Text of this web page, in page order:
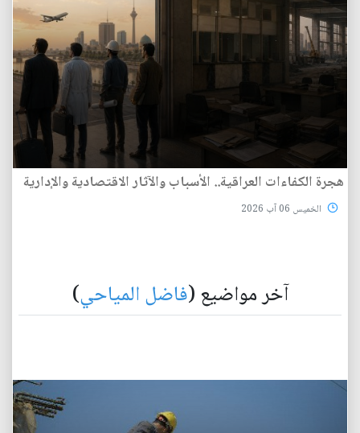
هجرة الكفاءات العراقية.. الأسباب والآثار الاقتصادية والإدارية
الخميس 06 آب 2026
آخر مواضيع (فاضل المياحي)